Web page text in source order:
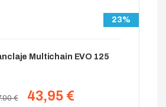
23%
Multichain EVO 125
€ 43,95 €